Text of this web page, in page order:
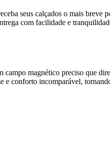
seus calçados o mais breve
com facilidade e
campo magnético preciso que
e conforto incomparável,